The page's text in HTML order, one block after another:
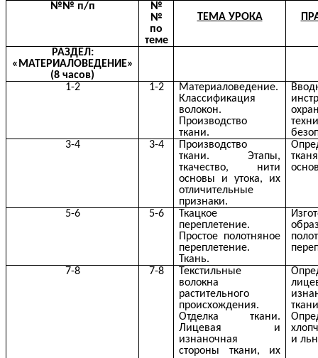
№№ п/п
№
№
по
теме
ТЕМА УРОКА
РАЗДЕЛ:
«МАТЕРИАЛОВЕДЕНИЕ»
(8 часов)
1-2
1-2
Материаловедение.
Классификация
волокон.
Производство
ткани.
3-4
3-4
Производство
ткани. Этапы,
ткачество, нити
основы и утока, их
отличительные
признаки.
5-6 5-6
Ткацкое
переплетение.
Простое полотняное
переплетение.
Ткань.
7-8 7-8
Текстильные
волокна
растительного
происхождения.
Отделка ткани.
Лицевая и
изнаночная
стороны ткани, их
и